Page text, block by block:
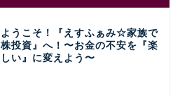
ようこそ！『えすふぁみ☆家族で
株投資』へ！〜お金の不安を『楽
しい』に変えよう〜